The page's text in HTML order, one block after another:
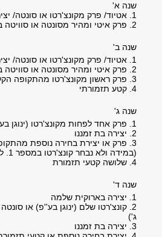
שנה א'
1. אטיוד/ פרק מקונצ'רטו או סונטה/ יצירה קצרה שלמה
2. פרק איטי ומהיר מסונטה או סוויטה בארוקית
שנה ב'
1. אטיוד/ פרק מקונצ'רטו או סונטה/ יצירה קצרה שלמה
2. פרק איטי ומהיר מסונטה או סוויטה בארוקית
3. פרק ראשון מקונצ'רטו מהתקופה הקלאסית (ינוגן בע''פ)
4. קטע תזמורתי
שנה ג'
1. פרק אחד לפחות מקונצ'רטו (ינוגן בע''פ) או סונטה מהתקופה הרומנטית
2. יצירה בת זמננו
3. פרק או יצירת בחירה נוספת מהתקופה הקלאסית או מתקופת הבארוק
(במידה ולא נבחר קונצ'רטו במספר 1. לעיל, על הסטודנט לנגן בע"פ יצירה אחרת מהרפרטואר)
4. שלושה קטעי תזמורת
שנה ד'
1. יצירה בארוקית שלמה
2. קונצ'רטו שלם (ינוגן בע''פ) או
ג')
3. יצירה בת זמננו